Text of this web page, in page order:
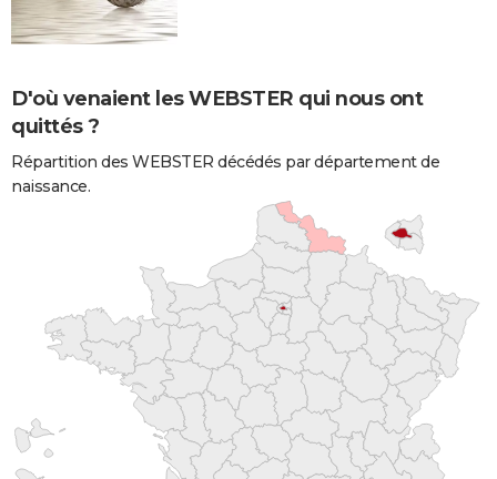
D'où venaient les WEBSTER qui nous ont
quittés ?
Répartition des WEBSTER décédés par département de
naissance.